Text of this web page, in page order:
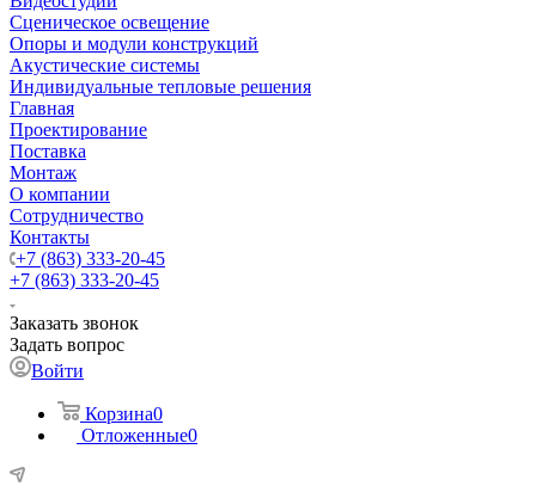
Cценическое освещение
Опоры и модули конструкций
Акустические системы
Индивидуальные тепловые решения
Главная
Проектирование
Поставка
Монтаж
О компании
Сотрудничество
Контакты
+7 (863) 333-20-45
+7 (863) 333-20-45
Заказать звонок
Задать вопрос
Войти
Корзина0
Отложенные0